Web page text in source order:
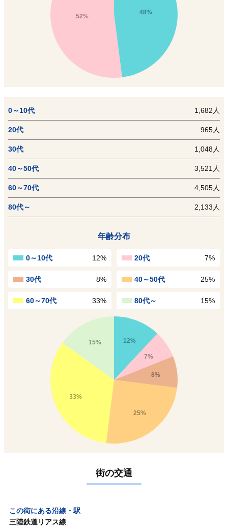
48%
52%
0～10代 1,682人
20代 965人
30代 1,048人
40～50代 3,521人
60～70代 4,505人
80代～ 2,133人
年齢分布
0～10代 12% 20代 7%
30代 8% 40～50代 25%
60～70代 33% 80代～ 15%
12%
7%
8%
25%
33%
15%
街の交通
この街にある沿線・駅
三陸鉄道リアス線